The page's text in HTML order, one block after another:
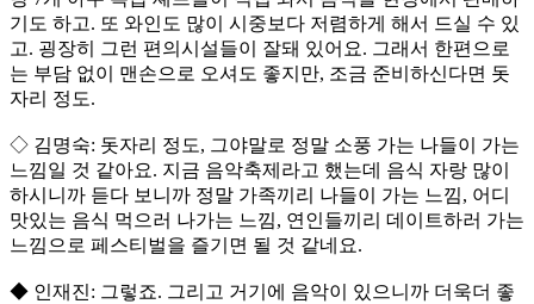
기도 하고. 또 와인도 많이 시중보다 저렴하게 해서 드실 수 있
고. 굉장히 그런 편의시설들이 잘돼 있어요. 그래서 한편으로
는 부담 없이 맨손으로 오셔도 좋지만, 조금 준비하신다면 돗
자리 정도.
◇ 김명숙: 돗자리 정도, 그야말로 정말 소풍 가는 나들이 가는
느낌일 것 같아요. 지금 음악축제라고 했는데 음식 자랑 많이
하시니까 듣다 보니까 정말 가족끼리 나들이 가는 느낌, 어디
맛있는 음식 먹으러 나가는 느낌, 연인들끼리 데이트하러 가는
느낌으로 페스티벌을 즐기면 될 것 같네요.
◆ 인재진: 그렇죠. 그리고 거기에 음악이 있으니까 더욱더 좋